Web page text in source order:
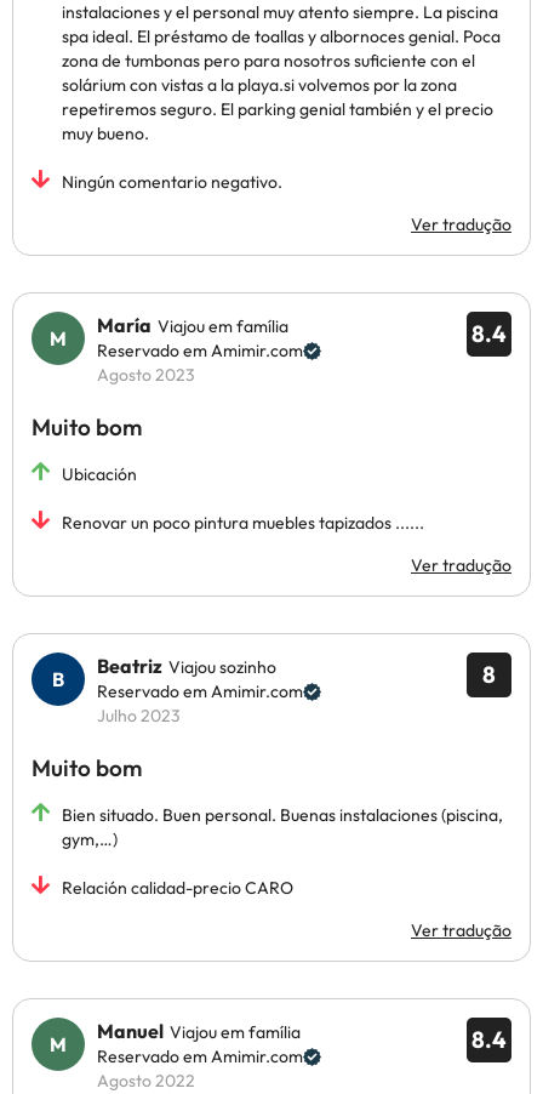
instalaciones y el personal muy atento siempre. La piscina
spa ideal. El préstamo de toallas y albornoces genial. Poca
zona de tumbonas pero para nosotros suficiente con el
solárium con vistas a la playa.si volvemos por la zona
repetiremos seguro. El parking genial también y el precio
muy bueno.
Ningún comentario negativo.
Ver tradução
8.4
María Viajou em família
Reservado em Amimir.com
Agosto 2023
Muito bom
Ubicación
Renovar un poco pintura muebles tapizados ......
Ver tradução
8
Beatriz Viajou sozinho
Reservado em Amimir.com
Julho 2023
Muito bom
Bien situado. Buen personal. Buenas instalaciones (piscina,
gym,…)
Relación calidad-precio CARO
Ver tradução
8.4
Manuel Viajou em família
Reservado em Amimir.com
Agosto 2022